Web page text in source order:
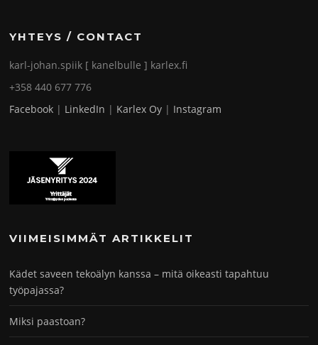
YHTEYS / CONTACT
karl-johan.spiik [ kanelbulle ] karlex.fi
+358 440 677 776
Facebook | LinkedIn | Karlex Oy | Instagram
VIIMEISIMMÄT ARTIKKELIT
Kädet saveen tekoälyn kanssa – mitä oikeasti tapahtuu
työpajassa?
Miksi paastoan?